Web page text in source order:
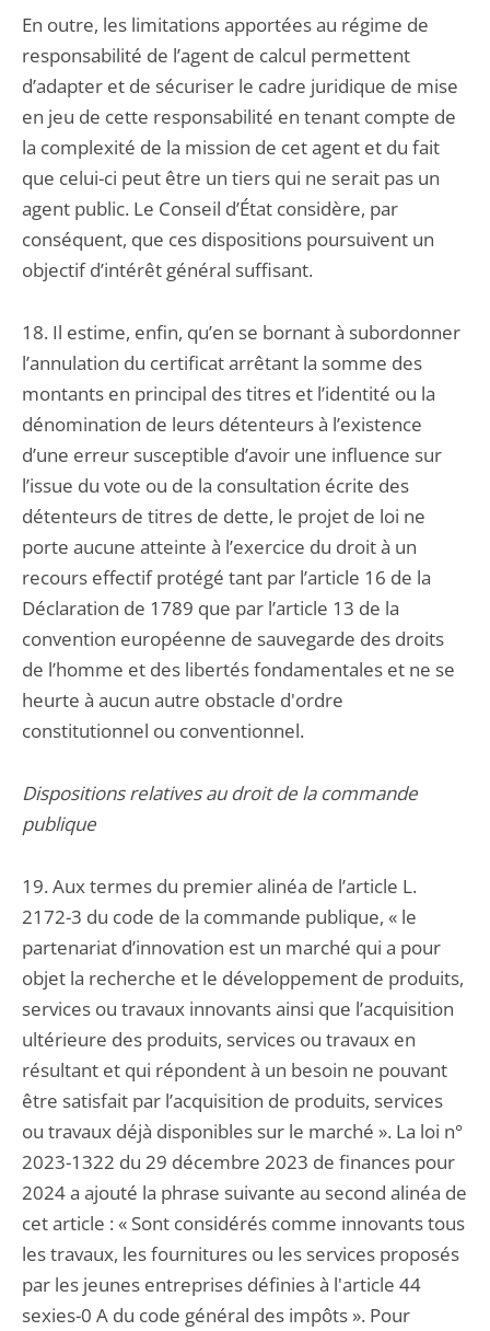
En outre, les limitations apportées au régime de
responsabilité de l’agent de calcul permettent
d’adapter et de sécuriser le cadre juridique de mise
en jeu de cette responsabilité en tenant compte de
la complexité de la mission de cet agent et du fait
que celui-ci peut être un tiers qui ne serait pas un
agent public. Le Conseil d’État considère, par
conséquent, que ces dispositions poursuivent un
objectif d’intérêt général suffisant.
18. Il estime, enfin, qu’en se bornant à subordonner
l’annulation du certificat arrêtant la somme des
montants en principal des titres et l’identité ou la
dénomination de leurs détenteurs à l’existence
d’une erreur susceptible d’avoir une influence sur
l’issue du vote ou de la consultation écrite des
détenteurs de titres de dette, le projet de loi ne
porte aucune atteinte à l’exercice du droit à un
recours effectif protégé tant par l’article 16 de la
Déclaration de 1789 que par l’article 13 de la
convention européenne de sauvegarde des droits
de l’homme et des libertés fondamentales et ne se
heurte à aucun autre obstacle d'ordre
constitutionnel ou conventionnel.
Dispositions relatives au droit de la commande
publique
19. Aux termes du premier alinéa de l’article L.
2172-3 du code de la commande publique, « le
partenariat d’innovation est un marché qui a pour
objet la recherche et le développement de produits,
services ou travaux innovants ainsi que l’acquisition
ultérieure des produits, services ou travaux en
résultant et qui répondent à un besoin ne pouvant
être satisfait par l’acquisition de produits, services
ou travaux déjà disponibles sur le marché ». La loi n°
2023-1322 du 29 décembre 2023 de finances pour
2024 a ajouté la phrase suivante au second alinéa de
cet article : « Sont considérés comme innovants tous
les travaux, les fournitures ou les services proposés
par les jeunes entreprises définies à l'article 44
sexies-0 A du code général des impôts ». Pour